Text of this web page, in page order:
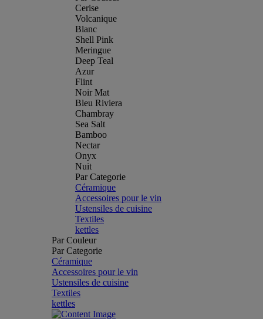
Cerise
Volcanique
Blanc
Shell Pink
Meringue
Deep Teal
Azur
Flint
Noir Mat
Bleu Riviera
Chambray
Sea Salt
Bamboo
Nectar
Onyx
Nuit
Par Categorie
Céramique
Accessoires pour le vin
Ustensiles de cuisine
Textiles
kettles
Par Couleur
Par Categorie
Céramique
Accessoires pour le vin
Ustensiles de cuisine
Textiles
kettles